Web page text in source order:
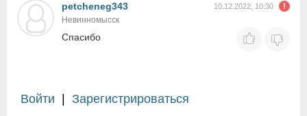
petcheneg343 10.12.2022, 10:30
Невинномысск
Спасибо
Войти Зарегистрироваться